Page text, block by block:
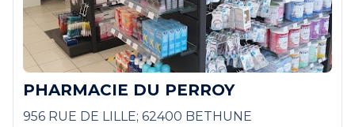
PHARMACIE DU PERROY
956 RUE DE LILLE; 62400 BETHUNE